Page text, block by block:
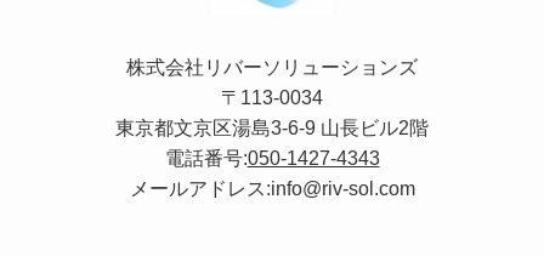
株式会社リバーソリューションズ
〒113-0034
東京都文京区湯島3-6-9 山長ビル2階
電話番号:050-1427-4343
メールアドレス:info@riv-sol.com